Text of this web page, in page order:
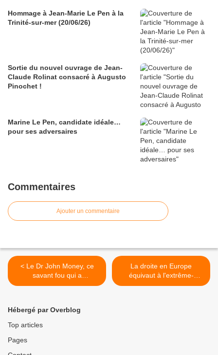
Hommage à Jean-Marie Le Pen à la
Trinité-sur-mer (20/06/26)
Sortie du nouvel ouvrage de Jean-
Claude Rolinat consacré à Augusto
Pinochet !
Marine Le Pen, candidate idéale…
pour ses adversaires
Commentaires
Ajouter un commentaire
< Le Dr John Money, ce
savant fou qui a
expérimenté la théorie du
La droite en Europe
équivaut à l'extrême-
gauche au Texas >
Hébergé par Overblog
Top articles
Pages